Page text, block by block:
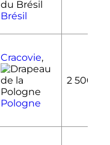
Brésil
Cracovie,
Pologne
2 500